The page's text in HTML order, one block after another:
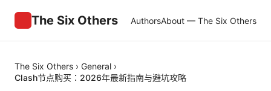
The Six Others AuthorsAbout — The Six Others
The Six Others › General ›
Clash节点购买：2026年最新指南与避坑攻略